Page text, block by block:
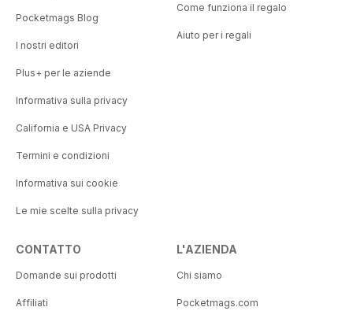
Pocketmags Blog
I nostri editori
Plus+ per le aziende
Informativa sulla privacy
California e USA Privacy
Termini e condizioni
Informativa sui cookie
Le mie scelte sulla privacy
Come funziona il regalo
Aiuto per i regali
CONTATTO
Domande sui prodotti
Affiliati
L'AZIENDA
Chi siamo
Pocketmags.com